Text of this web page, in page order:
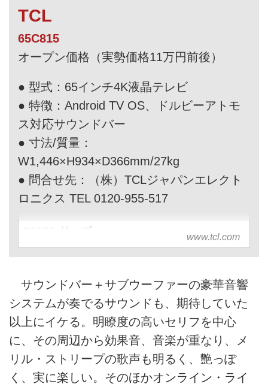
TCL
65C815
オープン価格（実勢価格11万円前後）
● 型式：65インチ4K液晶テレビ
● 特徴：Android TV OS、ドルビーアトモ
ス対応サウンドバー
● 寸法/質量：
W1,446×H934×D366mm/27kg
● 問合せ先：（株）TCLジャパンエレクト
ロニクス TEL 0120-955-517
C815シリーズ www.tcl.com
サウンドバー＋サブウーファーの豪華音響
システムが奏でるサウンドも、期待していた
以上にイケる。明瞭度の高いセリフを中心
に、その周辺から効果音、音楽が重なり、メ
リル・ストリープの歌声も明るく、艶っぽ
く、実に楽しい。そのほかオンライン・ライ